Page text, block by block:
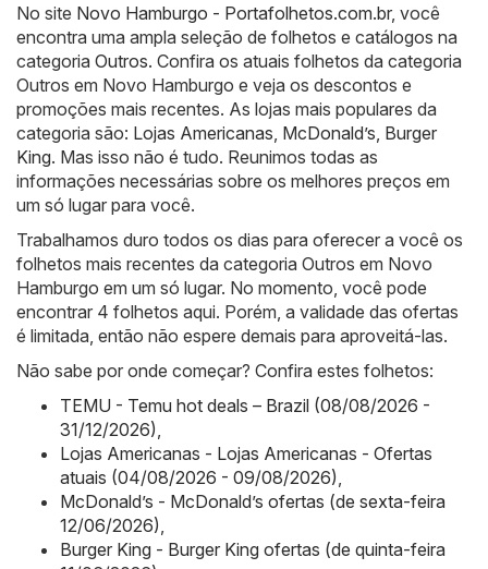
No site Novo Hamburgo - Portafolhetos.com.br, você
encontra uma ampla seleção de folhetos e catálogos na
categoria Outros. Confira os atuais folhetos da categoria
Outros em Novo Hamburgo e veja os descontos e
promoções mais recentes. As lojas mais populares da
categoria são: Lojas Americanas McDonald’s Burger
King. Mas isso não é tudo. Reunimos todas as
informações necessárias sobre os melhores preços em
um só lugar para você.
Trabalhamos duro todos os dias para oferecer a você os
folhetos mais recentes da categoria Outros em Novo
Hamburgo em um só lugar. No momento, você pode
encontrar 4 folhetos aqui. Porém, a validade das ofertas
é limitada, então não espere demais para aproveitá-las.
Não sabe por onde começar? Confira estes folhetos:
TEMU - Temu hot deals – Brazil (08/08/2026 -
31/12/2026)
Lojas Americanas - Lojas Americanas - Ofertas
atuais (04/08/2026 - 09/08/2026)
McDonald’s - McDonald’s ofertas (de sexta-feira
12/06/2026)
Burger King - Burger King ofertas (de quinta-feira